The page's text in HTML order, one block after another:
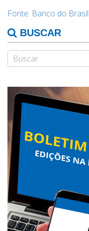
Fonte: Banco do Brasil
BUSCAR